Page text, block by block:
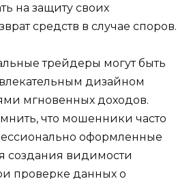
на защиту своих
средств в случае споров.
трейдеры могут быть
дизайном
мгновенных доходов.
что мошенники часто
оформленные
создания видимости
проверке данных о